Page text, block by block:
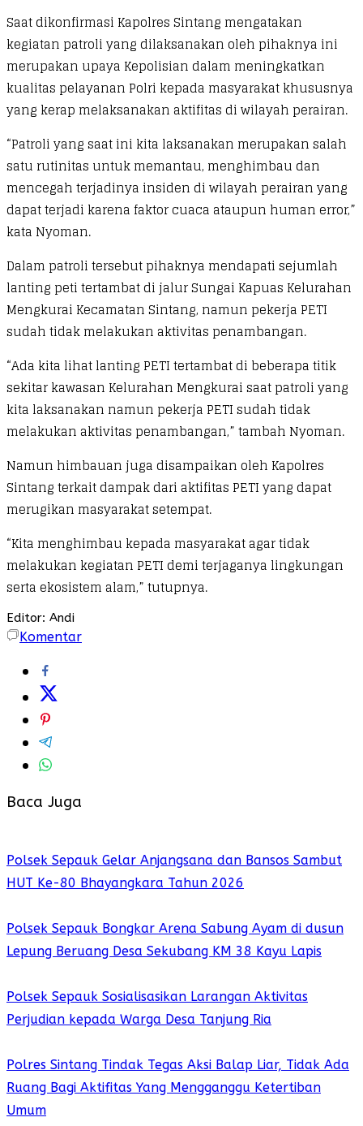
Saat dikonfirmasi Kapolres Sintang mengatakan
kegiatan patroli yang dilaksanakan oleh pihaknya ini
merupakan upaya Kepolisian dalam meningkatkan
kualitas pelayanan Polri kepada masyarakat khususnya
yang kerap melaksanakan aktifitas di wilayah perairan.
“Patroli yang saat ini kita laksanakan merupakan salah
satu rutinitas untuk memantau, menghimbau dan
mencegah terjadinya insiden di wilayah perairan yang
dapat terjadi karena faktor cuaca ataupun human error,”
kata Nyoman.
Dalam patroli tersebut pihaknya mendapati sejumlah
lanting peti tertambat di jalur Sungai Kapuas Kelurahan
Mengkurai Kecamatan Sintang, namun pekerja PETI
sudah tidak melakukan aktivitas penambangan.
“Ada kita lihat lanting PETI tertambat di beberapa titik
sekitar kawasan Kelurahan Mengkurai saat patroli yang
kita laksanakan namun pekerja PETI sudah tidak
melakukan aktivitas penambangan,” tambah Nyoman.
Namun himbauan juga disampaikan oleh Kapolres
Sintang terkait dampak dari aktifitas PETI yang dapat
merugikan masyarakat setempat.
“Kita menghimbau kepada masyarakat agar tidak
melakukan kegiatan PETI demi terjaganya lingkungan
serta ekosistem alam,” tutupnya.
Editor: Andi
Komentar
Baca Juga
Polsek Sepauk Gelar Anjangsana dan Bansos Sambut
HUT Ke-80 Bhayangkara Tahun 2026
Polsek Sepauk Bongkar Arena Sabung Ayam di dusun
Lepung Beruang Desa Sekubang KM 38 Kayu Lapis
Polsek Sepauk Sosialisasikan Larangan Aktivitas
Perjudian kepada Warga Desa Tanjung Ria
Polres Sintang Tindak Tegas Aksi Balap Liar, Tidak Ada
Ruang Bagi Aktifitas Yang Mengganggu Ketertiban
Umum